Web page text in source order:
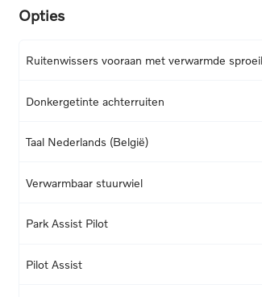
Opties
Ruitenwissers vooraan met verwarmde
Donkergetinte achterruiten
Taal Nederlands (België)
Verwarmbaar stuurwiel
Park Assist Pilot
Pilot Assist